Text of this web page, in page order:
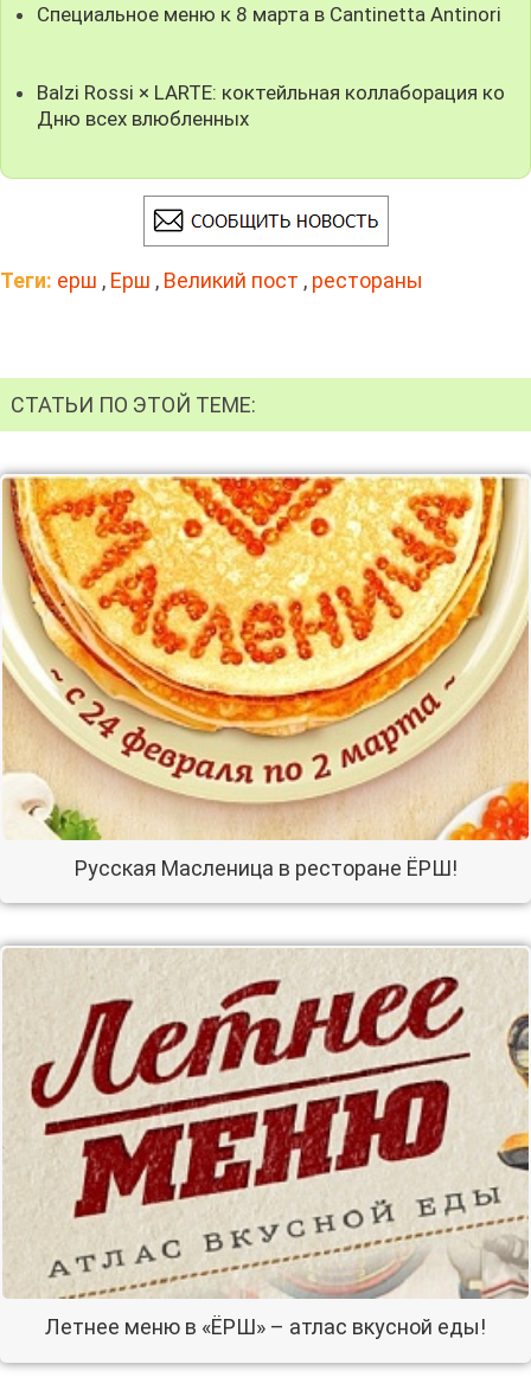
Специальное меню к 8 марта в Cantinetta Antinori
Balzi Rossi × LARTE: коктейльная коллаборация ко
Дню всех влюбленных
Теги: ерш , Ерш , Великий пост , рестораны
СТАТЬИ ПО ЭТОЙ ТЕМЕ:
Русская Масленица в ресторане ЁРШ!
Летнее меню в «ЁРШ» – атлас вкусной еды!